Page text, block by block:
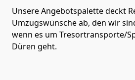
Unsere Angebotspalette deckt
Umzugswünsche ab, den wir
wenn es um Tresortransporte/
Düren geht.